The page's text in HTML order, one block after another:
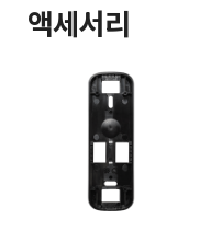
액세서리